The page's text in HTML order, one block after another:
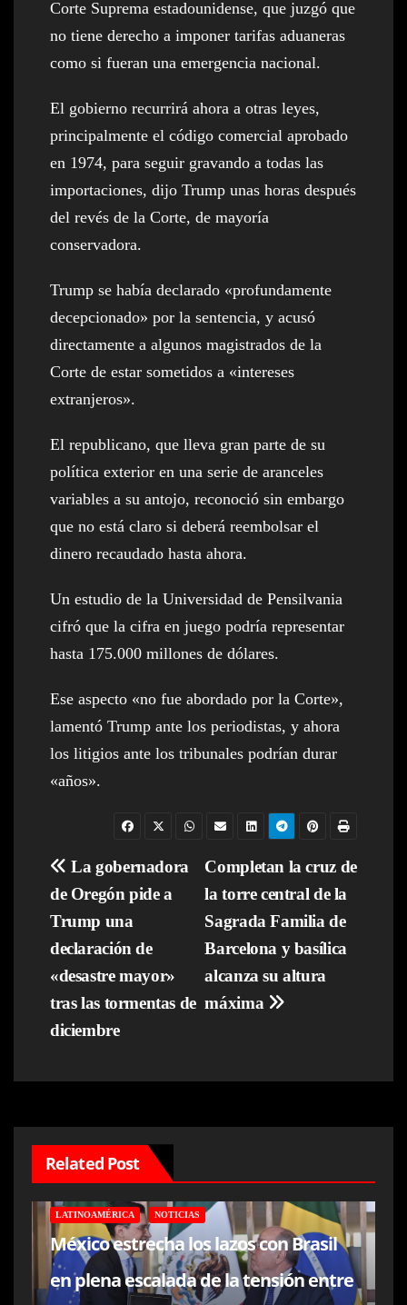
Corte Suprema estadounidense, que juzgó que
no tiene derecho a imponer tarifas aduaneras
como si fueran una emergencia nacional.
El gobierno recurrirá ahora a otras leyes,
principalmente el código comercial aprobado
en 1974, para seguir gravando a todas las
importaciones, dijo Trump unas horas después
del revés de la Corte, de mayoría
conservadora.
Trump se había declarado «profundamente
decepcionado» por la sentencia, y acusó
directamente a algunos magistrados de la
Corte de estar sometidos a «intereses
extranjeros».
El republicano, que lleva gran parte de su
política exterior en una serie de aranceles
variables a su antojo, reconoció sin embargo
que no está claro si deberá reembolsar el
dinero recaudado hasta ahora.
Un estudio de la Universidad de Pensilvania
cifró que la cifra en juego podría representar
hasta 175.000 millones de dólares.
Ese aspecto «no fue abordado por la Corte»,
lamentó Trump ante los periodistas, y ahora
los litigios ante los tribunales podrían durar
«años».
Navegación
de
entradas
Completan la cruz de
la torre central de la
Sagrada Familia de
Barcelona y basílica
alcanza su altura
máxima
La gobernadora
de Oregón pide a
Trump una
declaración de
«desastre mayor»
tras las tormentas de
diciembre
Related Post
LATINOAMÉRICA NOTICIAS
México estrecha los lazos con Brasil
en plena escalada de la tensión entre